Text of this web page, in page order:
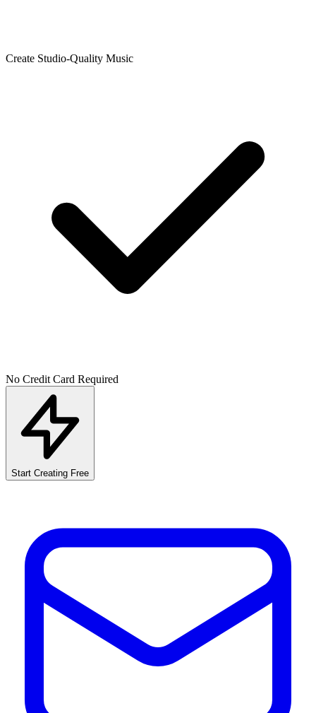
Create Studio-Quality Music
No Credit Card Required
Start Creating Free